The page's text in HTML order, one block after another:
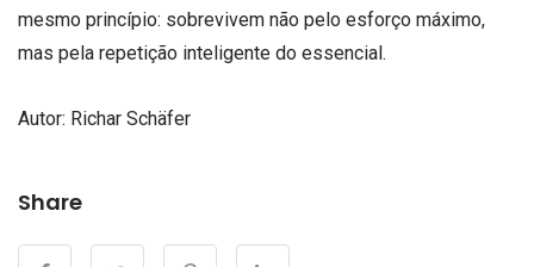
mesmo princípio: sobrevivem não pelo esforço máximo,
mas pela repetição inteligente do essencial.
Autor: Richar Schäfer
Share